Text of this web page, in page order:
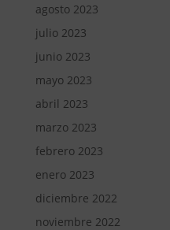
agosto 2023
julio 2023
junio 2023
mayo 2023
abril 2023
marzo 2023
febrero 2023
enero 2023
diciembre 2022
noviembre 2022